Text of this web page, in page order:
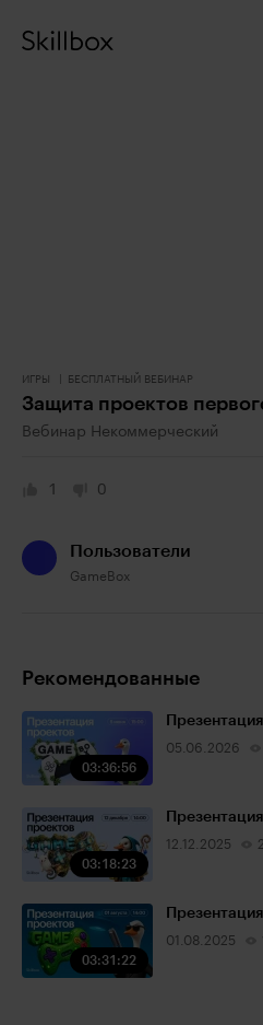
ИГРЫ БЕСПЛАТНЫЙ ВЕБИНАР
Защита проектов
Вебинар Некоммерческий
1 0
Пользователи
GameBox
Рекомендованные
03:36:56
05.06.2026
03:18:23
12.12.2025
03:31:22
01.08.2025